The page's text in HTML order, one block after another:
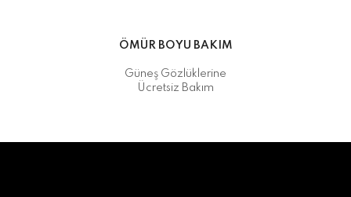
ÖMÜR BOYU BAKIM
Güneş Gözlüklerine
Ücretsiz Bakım